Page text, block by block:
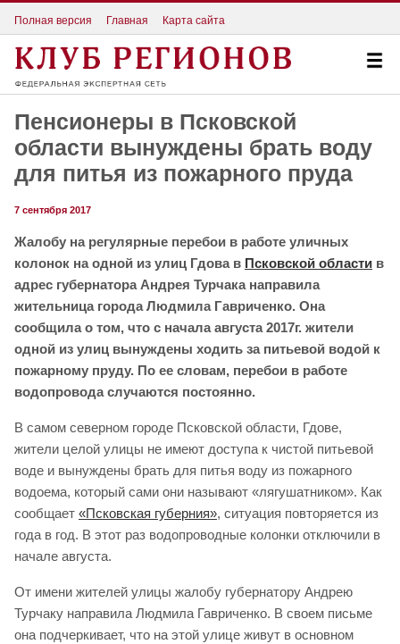
Полная версия Главная Карта сайта
Пенсионеры в Псковской
области вынуждены брать воду
для питья из пожарного пруда
7 сентября 2017
Жалобу на регулярные перебои в работе уличных
колонок на одной из улиц Гдова в Псковской области в
адрес губернатора Андрея Турчака направила
жительница города Людмила Гавриченко. Она
сообщила о том, что с начала августа 2017г. жители
одной из улиц вынуждены ходить за питьевой водой к
пожарному пруду. По ее словам, перебои в работе
водопровода случаются постоянно.
В самом северном городе Псковской области, Гдове,
жители целой улицы не имеют доступа к чистой питьевой
воде и вынуждены брать для питья воду из пожарного
водоема, который сами они называют «лягушатником». Как
сообщает «Псковская губерния», ситуация повторяется из
года в год. В этот раз водопроводные колонки отключили в
начале августа.
От имени жителей улицы жалобу губернатору Андрею
Турчаку направила Людмила Гавриченко. В своем письме
она подчеркивает, что на этой улице живут в основном